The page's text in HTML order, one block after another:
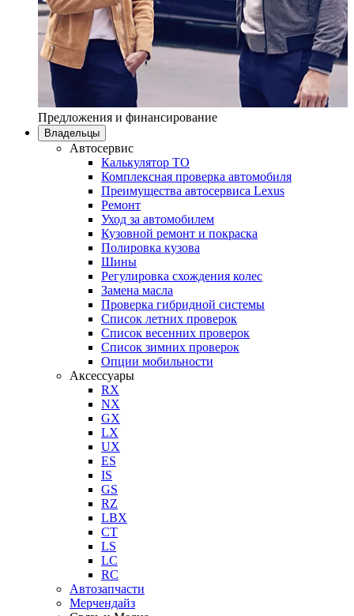
Предложения и финансирование
Владельцы
Автосервис
Калькулятор ТО
Комплексная проверка автомобиля
Преимущества автосервиса Lexus
Ремонт
Уход за автомобилем
Кузовной ремонт и покраска
Полировка кузова
Шины
Регулировка схождения колес
Замена масла
Проверка гибридной системы
Список летних проверок
Список весенних проверок
Список зимних проверок
Опции мобильности
Аксессуары
RX
NX
GX
LX
UX
ES
IS
GS
RZ
LBX
CT
LS
LC
RC
Автозапчасти
Мерчендайз